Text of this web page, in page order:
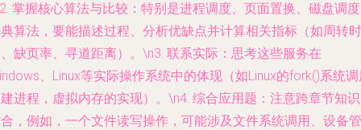
掌握核心算法与比较 ：特别是进程调度、页面置换、磁盘调
算法，要能描述过程、分析优缺点并计算相关指标（如周转时
缺页率、寻道距离）。\n3. 联系实际 ：思考这些服务在
、Linux等实际操作系统中的体现（如Linux的fork()系统
进程，虚拟内存的实现）。\n4. 综合应用题 ：注意跨章节知
，例如，一个文件读写操作，可能涉及文件系统调用、设备管